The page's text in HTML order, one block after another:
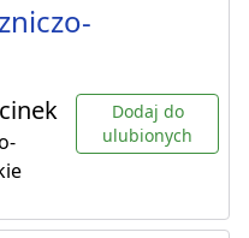
Dodaj do
ulubionych